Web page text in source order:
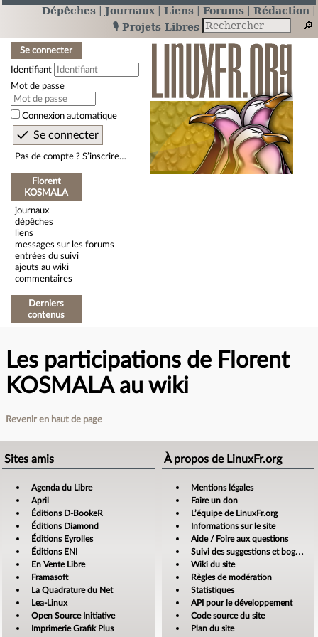
Dépêches Journaux Liens Forums
Rédaction
🎙️ Projets Libres
Se connecter
Identifiant
Mot de passe
Connexion automatique
Pas de compte ? S’inscrire…
Florent
KOSMALA
journaux
dépêches
liens
messages sur les forums
entrées du suivi
ajouts au wiki
commentaires
Derniers
contenus
Les participations de Florent
KOSMALA au wiki
Revenir en haut de page
Sites amis
Agenda du Libre
April
Éditions D-BookeR
Éditions Diamond
Éditions Eyrolles
Éditions ENI
En Vente Libre
Framasoft
La Quadrature du Net
Lea-Linux
Open Source Initiative
Imprimerie Grafik Plus
À propos de LinuxFr.org
Mentions légales
Faire un don
L’équipe de LinuxFr.org
Informations sur le site
Aide / Foire aux questions
Suivi des suggestions et bogues
Wiki du site
Règles de modération
Statistiques
API pour le développement
Code source du site
Plan du site